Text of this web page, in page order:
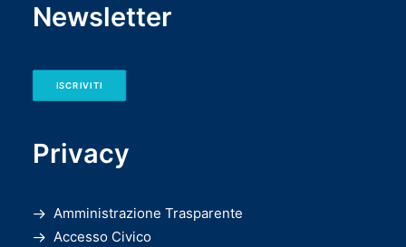
Newsletter
ISCRIVITI
Privacy
Amministrazione Trasparente
Accesso Civico